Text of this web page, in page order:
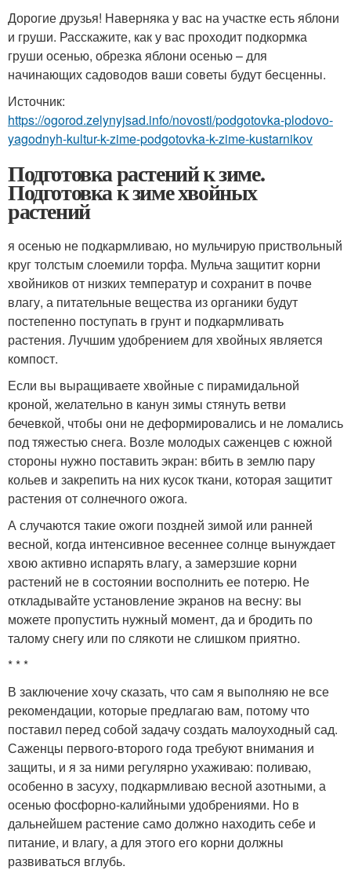
Дорогие друзья! Наверняка у вас на участке есть яблони
и груши. Расскажите, как у вас проходит подкормка
груши осенью, обрезка яблони осенью – для
начинающих садоводов ваши советы будут бесценны.
Источник:
https://ogorod.zelynyjsad.info/novosti/podgotovka-plodovo-
yagodnyh-kultur-k-zime-podgotovka-k-zime-kustarnikov
Подготовка растений к зиме.
Подготовка к зиме хвойных
растений
я осенью не подкармливаю, но мульчирую приствольный
круг толстым слоемили торфа. Мульча защитит корни
хвойников от низких температур и сохранит в почве
влагу, а питательные вещества из органики будут
постепенно поступать в грунт и подкармливать
растения. Лучшим удобрением для хвойных является
компост.
Если вы выращиваете хвойные с пирамидальной
кроной, желательно в канун зимы стянуть ветви
бечевкой, чтобы они не деформировались и не ломались
под тяжестью снега. Возле молодых саженцев с южной
стороны нужно поставить экран: вбить в землю пару
кольев и закрепить на них кусок ткани, которая защитит
растения от солнечного ожога.
А случаются такие ожоги поздней зимой или ранней
весной, когда интенсивное весеннее солнце вынуждает
хвою активно испарять влагу, а замерзшие корни
растений не в состоянии восполнить ее потерю. Не
откладывайте установление экранов на весну: вы
можете пропустить нужный момент, да и бродить по
талому снегу или по слякоти не слишком приятно.
* * *
В заключение хочу сказать, что сам я выполняю не все
рекомендации, которые предлагаю вам, потому что
поставил перед собой задачу создать малоуходный сад.
Саженцы первого-второго года требуют внимания и
защиты, и я за ними регулярно ухаживаю: поливаю,
особенно в засуху, подкармливаю весной азотными, а
осенью фосфорно-калийными удобрениями. Но в
дальнейшем растение само должно находить себе и
питание, и влагу, а для этого его корни должны
развиваться вглубь.